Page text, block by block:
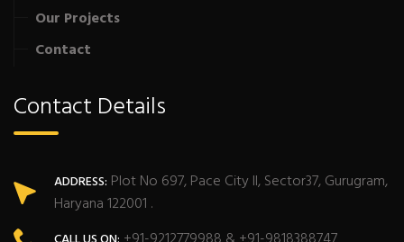
Our Projects
Contact
Contact Details
ADDRESS: Plot No 697, Pace City II, Sector37, Gurugram,
Haryana 122001 .